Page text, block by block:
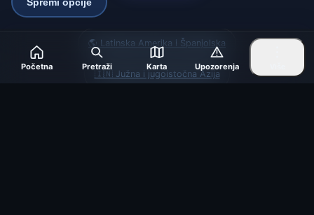
🇩🇪🇦🇹🇨🇭 Njemačka / Austrija / Švicarska
🌎 Latinska Amerika i Španjolska
🇮🇳 Južna i jugoistočna Azija
Početna Pretraži Karta Upozorenja